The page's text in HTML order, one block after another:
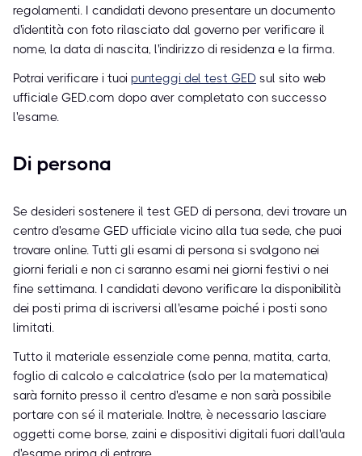
regolamenti. I candidati devono presentare un documento
d'identità con foto rilasciato dal governo per verificare il
nome, la data di nascita, l'indirizzo di residenza e la firma.
Potrai verificare i tuoi punteggi del test GED sul sito web
ufficiale GED.com dopo aver completato con successo
l'esame.
Di persona
Se desideri sostenere il test GED di persona, devi trovare un
centro d'esame GED ufficiale vicino alla tua sede, che puoi
trovare online. Tutti gli esami di persona si svolgono nei
giorni feriali e non ci saranno esami nei giorni festivi o nei
fine settimana. I candidati devono verificare la disponibilità
dei posti prima di iscriversi all'esame poiché i posti sono
limitati.
Tutto il materiale essenziale come penna, matita, carta,
foglio di calcolo e calcolatrice (solo per la matematica)
sarà fornito presso il centro d'esame e non sarà possibile
portare con sé il materiale. Inoltre, è necessario lasciare
oggetti come borse, zaini e dispositivi digitali fuori dall'aula